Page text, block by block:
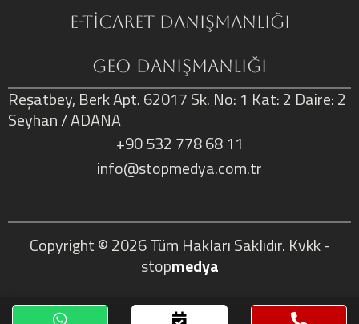
E-Ticaret Danışmanlığı
GEO Danışmanlığı
Reşatbey, Berk Apt. 62017 Sk. No: 1 Kat: 2 Daire: 2
Seyhan / ADANA
+90 532 778 68 11
info@stopmedya.com.tr
Copyright © 2026Tüm Hakları Saklıdır. Kvkk-
stopmedya